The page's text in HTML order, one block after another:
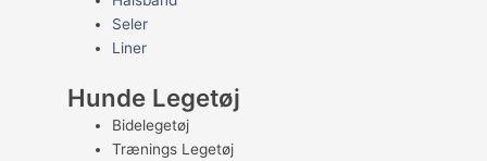
Seler
Liner
Hunde Legetøj
Bidelegetøj
Trænings Legetøj